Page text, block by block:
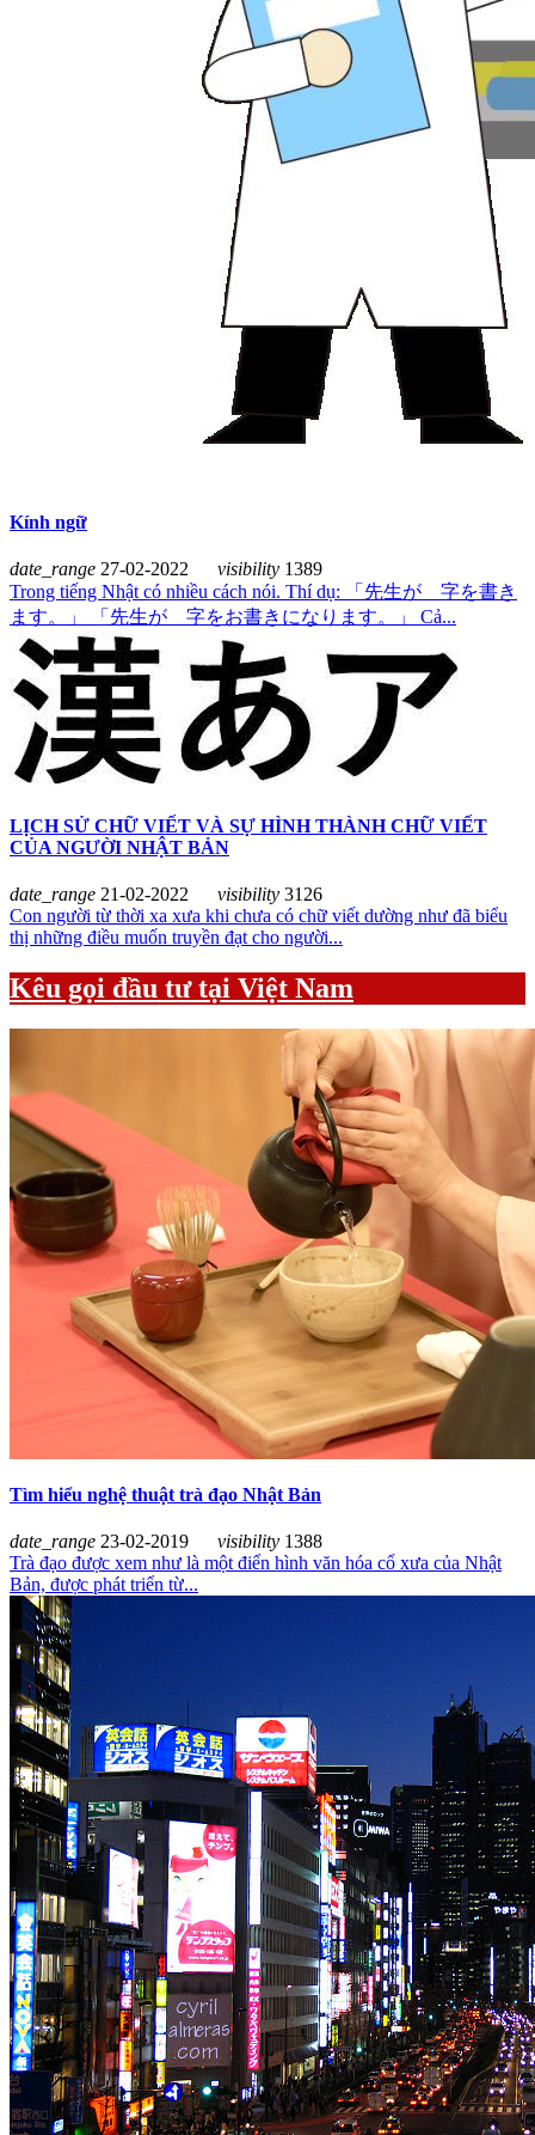
Kính ngữ
date_range 27-02-2022 visibility 1389
Trong tiếng Nhật có nhiều cách nói. Thí dụ: 「先生が 字を書き
ます。」 「先生が 字をお書きになります。」 Cả...
LỊCH SỬ CHỮ VIẾT VÀ SỰ HÌNH THÀNH CHỮ VIẾT
CỦA NGƯỜI NHẬT BẢN
date_range 21-02-2022 visibility 3126
Con người từ thời xa xưa khi chưa có chữ viết dường như đã biểu
thị những điều muốn truyền đạt cho người...
Kêu gọi đầu tư tại Việt Nam
Tìm hiểu nghệ thuật trà đạo Nhật Bản
date_range 23-02-2019 visibility 1388
Trà đạo được xem như là một điển hình văn hóa cổ xưa của Nhật
Bản, được phát triển từ...